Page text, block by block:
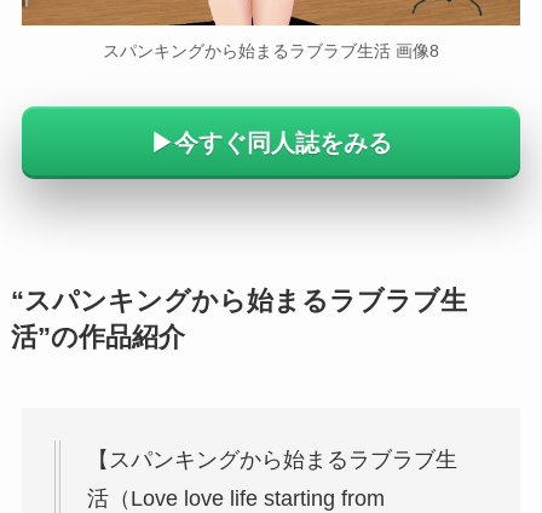
スパンキングから始まるラブラブ生活 画像8
▶今すぐ同人誌をみる
“スパンキングから始まるラブラブ生
活”の作品紹介
【スパンキングから始まるラブラブ生
活（Love love life starting from